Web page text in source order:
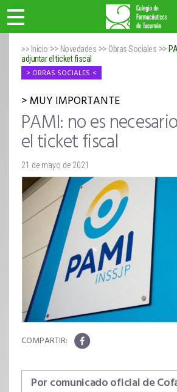
>> Inicio >> Novedades >> Obras Sociales >>
adjuntar el ticket fiscal
OBRAS SOCIALES
MUY IMPORTANTE
PAMI: no es
el ticket fiscal
21 de mayo de 2021
Por comunicado oficial de